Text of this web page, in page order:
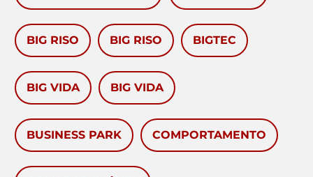
BIG RISO BIG RISO BIGTEC
BIG VIDA BIG VIDA
BUSINESS PARK COMPORTAMENTO